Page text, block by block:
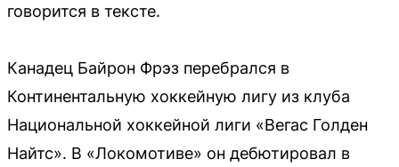
говорится в тексте.
Канадец Байрон Фрэз перебрался в
Континентальную хоккейную лигу из клуба
Национальной хоккейной лиги «Вегас Голден
Найтс». В «Локомотиве» он дебютировал в